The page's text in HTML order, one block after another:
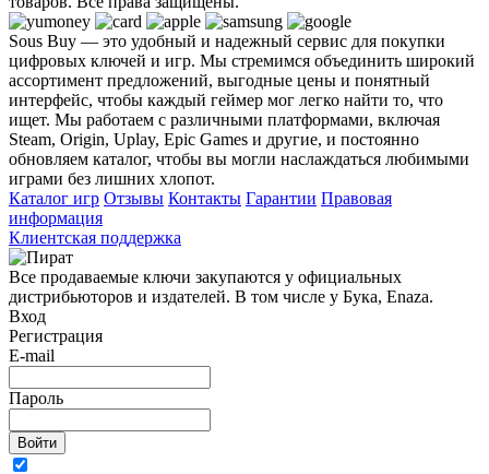
Sous Buy — это удобный и надежный сервис для покупки
цифровых ключей и игр. Мы стремимся объединить широкий
ассортимент предложений, выгодные цены и понятный
интерфейс, чтобы каждый геймер мог легко найти то, что
ищет. Мы работаем с различными платформами, включая
Steam, Origin, Uplay, Epic Games и другие, и постоянно
обновляем каталог, чтобы вы могли наслаждаться любимыми
играми без лишних хлопот.
Каталог игр Отзывы Контакты Гарантии Правовая
информация
Клиентская поддержка
Все продаваемые ключи закупаются у официальных
дистрибьюторов и издателей. В том числе у Бука, Enaza.
Вход
Регистрация
E-mail
Пароль
Войти